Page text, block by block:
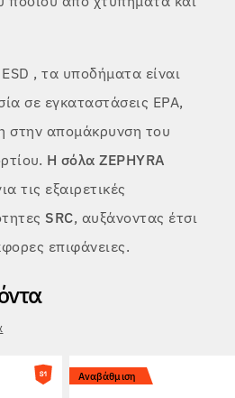
, τα υποδήματα είναι
σε εγκαταστάσεις EPA,
στην απομάκρυνση του
Η σόλα ZEPHYRA
τις εξαιρετικές
SRC, αυξάνοντας έτσι
επιφάνειες.
Αναβάθμιση